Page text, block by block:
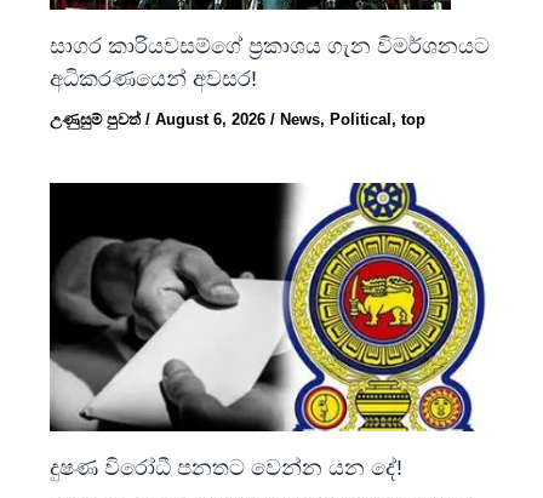
සාගර කාරියවසම්ගේ ප්‍රකාශය ගැන විමර්ශනයට
අධිකරණයෙන් අවසර!
උණුසුම් පුවත්/August 6, 2026/ News, Political,top
දුෂණ විරෝධී පනතට වෙන්න යන දේ!